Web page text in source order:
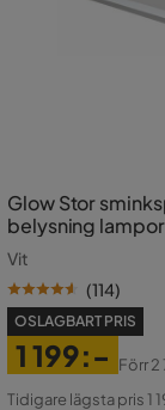
Glow Stor
belysning
spegel med
Vit
(114)
OSLAGBART PRIS
Pris
1 199:-
Original
Förr2
Tidigare lägsta pris 1